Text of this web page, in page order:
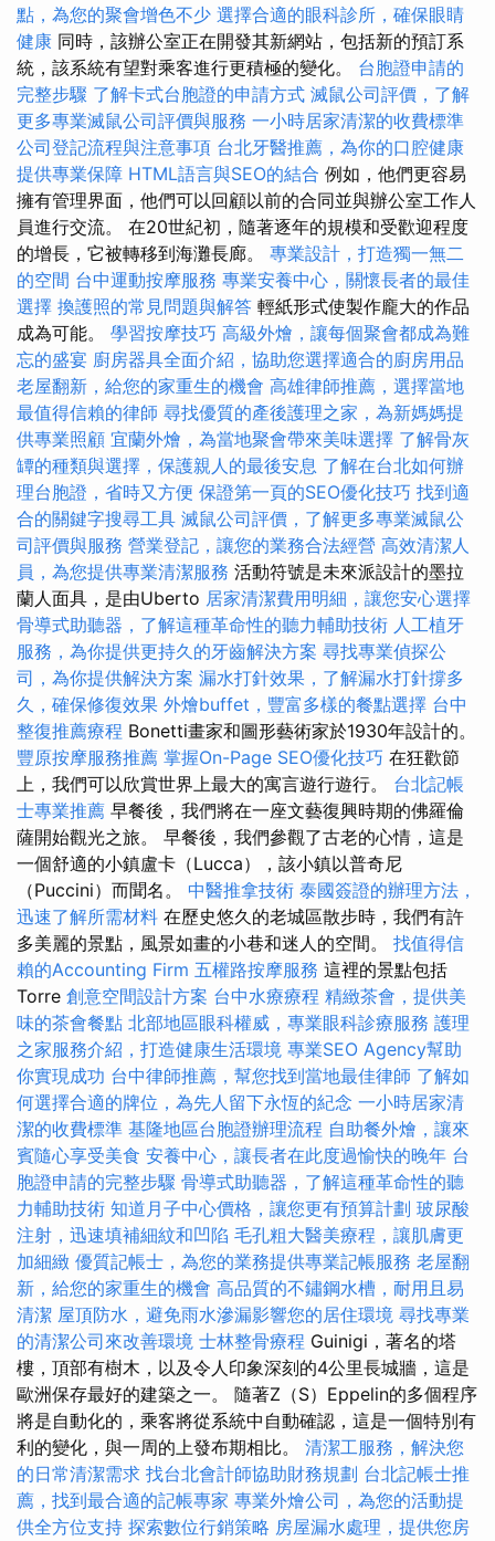
點，為您的聚會增色不少 選擇合適的眼科診所，確保眼睛
健康 同時，該辦公室正在開發其新網站，包括新的預訂系
統，該系統有望對乘客進行更積極的變化。 台胞證申請的
完整步驟 了解卡式台胞證的申請方式 滅鼠公司評價，了解
更多專業滅鼠公司評價與服務 一小時居家清潔的收費標準
公司登記流程與注意事項 台北牙醫推薦，為你的口腔健康
提供專業保障 HTML語言與SEO的結合 例如，他們更容易
擁有管理界面，他們可以回顧以前的合同並與辦公室工作人
員進行交流。 在20世紀初，隨著逐年的規模和受歡迎程度
的增長，它被轉移到海灘長廊。 專業設計，打造獨一無二
的空間 台中運動按摩服務 專業安養中心，關懷長者的最佳
選擇 換護照的常見問題與解答 輕紙形式使製作龐大的作品
成為可能。 學習按摩技巧 高級外燴，讓每個聚會都成為難
忘的盛宴 廚房器具全面介紹，協助您選擇適合的廚房用品
老屋翻新，給您的家重生的機會 高雄律師推薦，選擇當地
最值得信賴的律師 尋找優質的產後護理之家，為新媽媽提
供專業照顧 宜蘭外燴，為當地聚會帶來美味選擇 了解骨灰
罈的種類與選擇，保護親人的最後安息 了解在台北如何辦
理台胞證，省時又方便 保證第一頁的SEO優化技巧 找到適
合的關鍵字搜尋工具 滅鼠公司評價，了解更多專業滅鼠公
司評價與服務 營業登記，讓您的業務合法經營 高效清潔人
員，為您提供專業清潔服務 活動符號是未來派設計的墨拉
蘭人面具，是由Uberto 居家清潔費用明細，讓您安心選擇
骨導式助聽器，了解這種革命性的聽力輔助技術 人工植牙
服務，為你提供更持久的牙齒解決方案 尋找專業偵探公
司，為你提供解決方案 漏水打針效果，了解漏水打針撐多
久，確保修復效果 外燴buffet，豐富多樣的餐點選擇 台中
整復推薦療程 Bonetti畫家和圖形藝術家於1930年設計的。
豐原按摩服務推薦 掌握On-Page SEO優化技巧 在狂歡節
上，我們可以欣賞世界上最大的寓言遊行遊行。 台北記帳
士專業推薦 早餐後，我們將在一座文藝復興時期的佛羅倫
薩開始觀光之旅。 早餐後，我們參觀了古老的心情，這是
一個舒適的小鎮盧卡（Lucca），該小鎮以普奇尼
（Puccini）而聞名。 中醫推拿技術 泰國簽證的辦理方法，
迅速了解所需材料 在歷史悠久的老城區散步時，我們有許
多美麗的景點，風景如畫的小巷和迷人的空間。 找值得信
賴的Accounting Firm 五權路按摩服務 這裡的景點包括
Torre 創意空間設計方案 台中水療療程 精緻茶會，提供美
味的茶會餐點 北部地區眼科權威，專業眼科診療服務 護理
之家服務介紹，打造健康生活環境 專業SEO Agency幫助
你實現成功 台中律師推薦，幫您找到當地最佳律師 了解如
何選擇合適的牌位，為先人留下永恆的紀念 一小時居家清
潔的收費標準 基隆地區台胞證辦理流程 自助餐外燴，讓來
賓隨心享受美食 安養中心，讓長者在此度過愉快的晚年 台
胞證申請的完整步驟 骨導式助聽器，了解這種革命性的聽
力輔助技術 知道月子中心價格，讓您更有預算計劃 玻尿酸
注射，迅速填補細紋和凹陷 毛孔粗大醫美療程，讓肌膚更
加細緻 優質記帳士，為您的業務提供專業記帳服務 老屋翻
新，給您的家重生的機會 高品質的不鏽鋼水槽，耐用且易
清潔 屋頂防水，避免雨水滲漏影響您的居住環境 尋找專業
的清潔公司來改善環境 士林整骨療程 Guinigi，著名的塔
樓，頂部有樹木，以及令人印象深刻的4公里長城牆，這是
歐洲保存最好的建築之一。 隨著Z（S）Eppelin的多個程序
將是自動化的，乘客將從系統中自動確認，這是一個特別有
利的變化，與一周的上發布期相比。 清潔工服務，解決您
的日常清潔需求 找台北會計師協助財務規劃 台北記帳士推
薦，找到最合適的記帳專家 專業外燴公司，為您的活動提
供全方位支持 探索數位行銷策略 房屋漏水處理，提供您房